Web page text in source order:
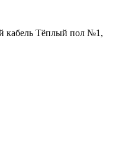
кабель Тёплый пол №1,